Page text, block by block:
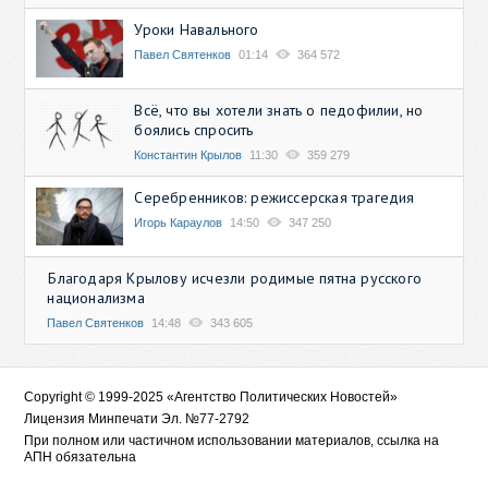
Уроки Навального
Павел Святенков 01:14 364 572
Всё, что вы хотели знать о педофилии, но
боялись спросить
Константин Крылов 11:30 359 279
Серебренников: режиссерская трагедия
Игорь Караулов 14:50 347 250
Благодаря Крылову исчезли родимые пятна русского
национализма
Павел Святенков 14:48 343 605
Copyright © 1999-2025 «Агентство Политических Новостей»
Лицензия Минпечати Эл. №77-2792
При полном или частичном использовании материалов, ссылка на
АПН обязательна